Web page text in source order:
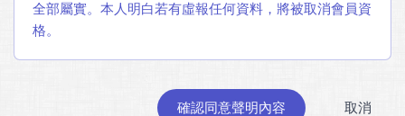
全部屬實。本人明白若有虛報任何資料，將被取消會員資
格。
確認同意聲明內容 取消